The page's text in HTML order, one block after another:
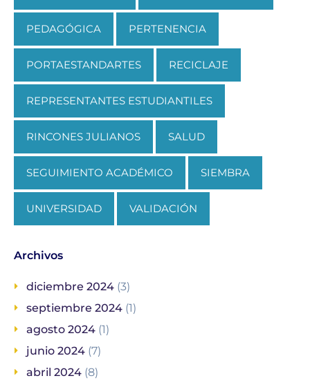
PEDAGÓGICA PERTENENCIA
PORTAESTANDARTES RECICLAJE
REPRESENTANTES ESTUDIANTILES
RINCONES JULIANOS SALUD
SEGUIMIENTO ACADÉMICO SIEMBRA
UNIVERSIDAD VALIDACIÓN
Archivos
diciembre 2024 (3)
septiembre 2024 (1)
agosto 2024 (1)
junio 2024 (7)
abril 2024 (8)